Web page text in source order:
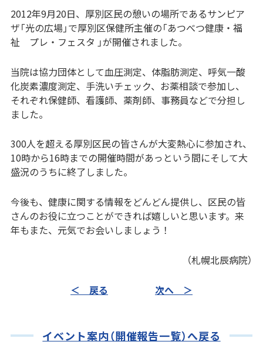
2012年9月20日、厚別区民の憩いの場所であるサンピア
ザ「光の広場」で厚別区保健所主催の「あつべつ健康・福
祉 プレ・フェスタ 」が開催されました。
当院は協力団体として血圧測定、体脂肪測定、呼気一酸
化炭素濃度測定、手洗いチェック、お薬相談で参加し、
それぞれ保健師、看護師、薬剤師、事務員などで分担し
ました。
300人を超える厚別区民の皆さんが大変熱心に参加され、
10時から16時までの開催時間があっという間にそして大
盛況のうちに終了しました。
今後も、健康に関する情報をどんどん提供し、区民の皆
さんのお役に立つことができれば嬉しいと思います。来
年もまた、元気でお会いしましょう！
（札幌北辰病院）
＜ 戻る 次へ ＞
イベント案内（開催報告一覧）へ戻る